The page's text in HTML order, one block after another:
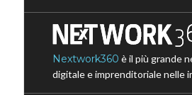
Nextwork360 è il più grande
digitale e imprenditoriale nelle